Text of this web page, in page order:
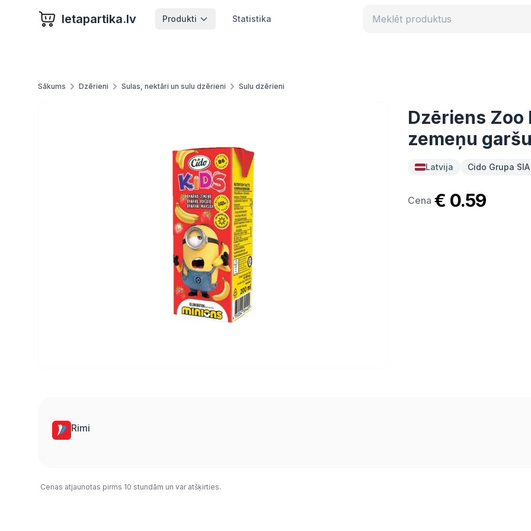
letapartika.lv Produkti Statistika
Sākums Dzērieni Sulas, nektāri un sulu dzērieni Sulu dzērieni
Dzēriens Zoo
zemeņu
Latvija Cido Grupa SIA
Cena € 0.59
Rimi
Cenas atjaunotas pirms 10 stundām un var atšķirties.